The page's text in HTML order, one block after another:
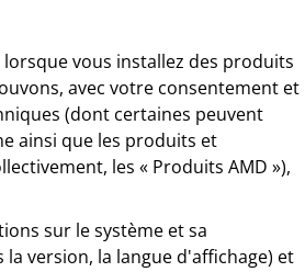
lorsque vous installez des produits
avec votre consentement et
(dont certaines peuvent
ainsi que les produits et
les « Produits AMD »),
sur le système et sa
version, la langue d'affichage) et